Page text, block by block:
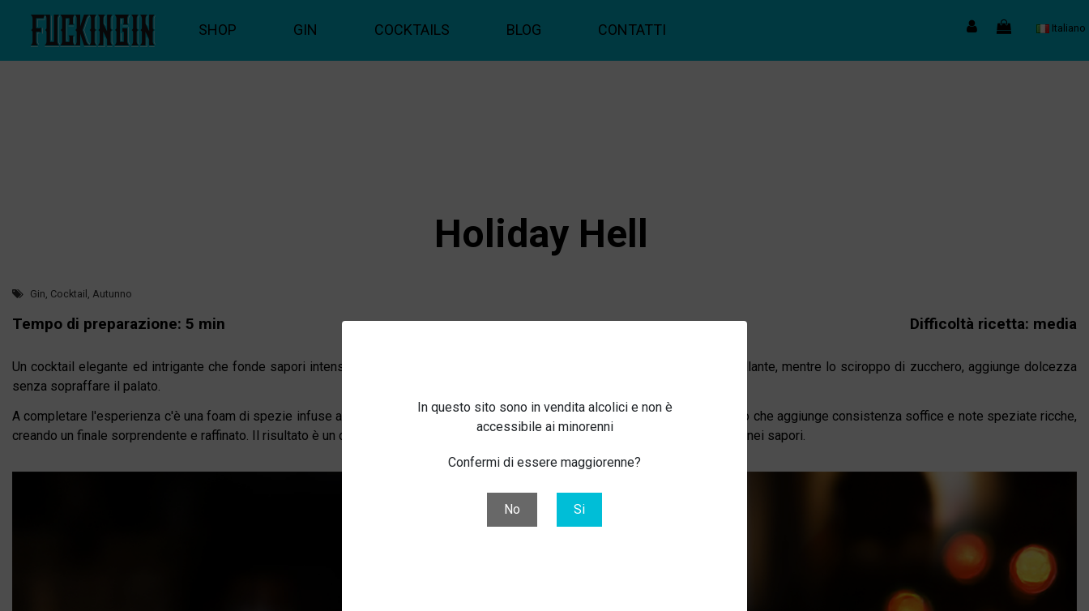
In questo sito sono in vendita alcolici e non è
accessibile ai minorenni
Confermi di essere maggiorenne?
No Si
SHOP GIN COCKTAILS BLOG CONTATTI Italiano
Holiday Hell
Gin, Cocktail, Autunno
Tempo di preparazione: 5 min Difficoltà ricetta: media
Un cocktail elegante ed intrigante che fonde sapori intensi e contrastanti. Il succo di limone fresco dona un tocco di acidità brillante, mentre lo sciroppo di zucchero, aggiunge dolcezza
senza sopraffare il palato.
A completare l'esperienza c'è una foam di spezie infuse al vino rosso di La Faretra Passo Indietro: un elemento unico e aromatico che aggiunge consistenza soffice e note speziate ricche,
creando un finale sorprendente e raffinato. Il risultato è un cocktail sofisticato, perfetto per chi cerca un mix di originalità e armonia nei sapori.